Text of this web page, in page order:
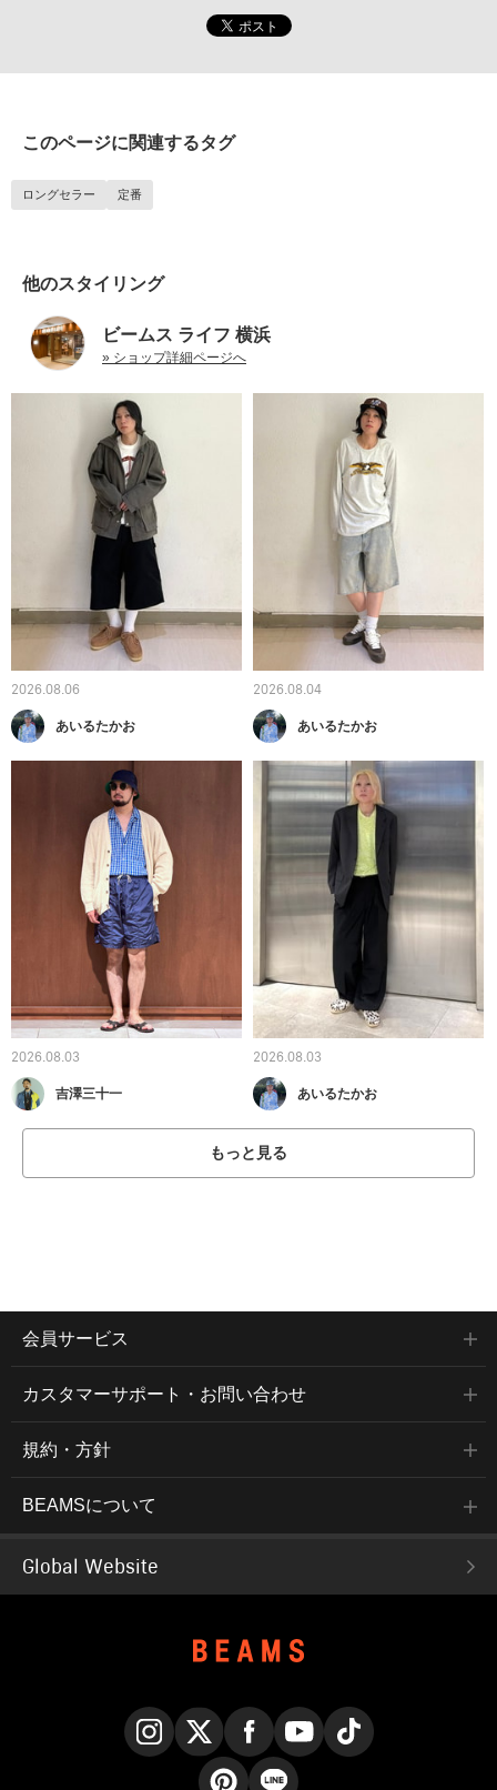
このページに関連するタグ
ロングセラー 定番
他のスタイリング
ビームス ライフ 横浜
» ショップ詳細ページへ
2026.08.06
あいるたかお
2026.08.04
あいるたかお
2026.08.03
吉澤三十一
2026.08.03
あいるたかお
もっと見る
会員サービス
カスタマーサポート・お問い合わせ
規約・方針
BEAMSについて
Global Website